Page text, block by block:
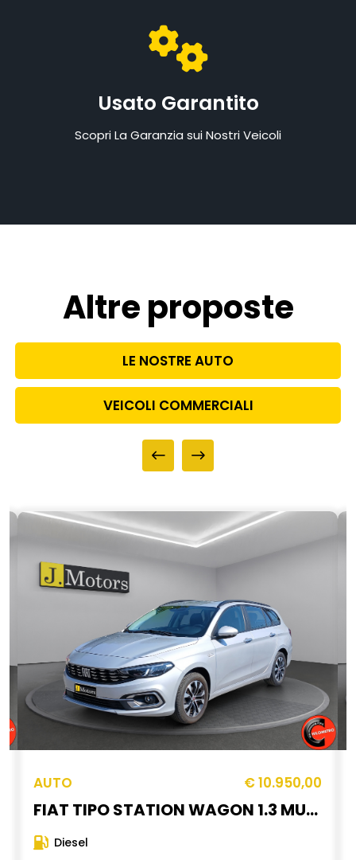
Usato Garantito
Scopri La Garanzia sui Nostri Veicoli
Altre proposte
LE NOSTRE AUTO
VEICOLI COMMERCIALI
AUTO € 10.950,00
FIAT TIPO STATION WAGON 1.3 MULTIJET 95 Cv City Life Telecamera di parcheggio Fari a Led CarPlay
Diesel